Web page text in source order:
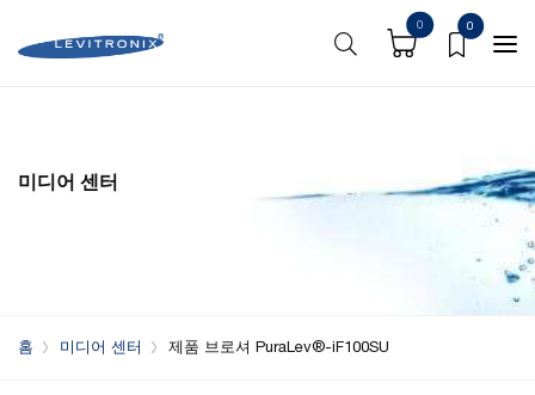
0 0
미디어 센터
홈 미디어 센터 제품 브로셔 PuraLev®-iF100SU